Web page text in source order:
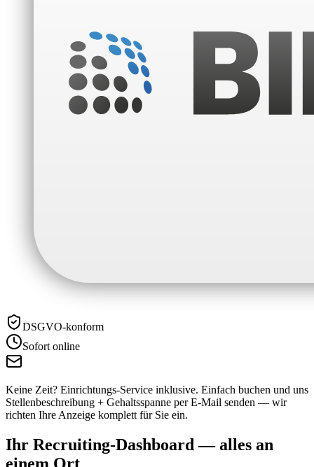
DSGVO-konform
Sofort online
Keine Zeit? Einrichtungs-Service inklusive. Einfach buchen und uns
Stellenbeschreibung + Gehaltsspanne per E-Mail senden — wir
richten Ihre Anzeige komplett für Sie ein.
Ihr Recruiting-Dashboard — alles an